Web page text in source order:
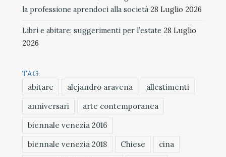
la professione aprendoci alla società 28 Luglio 2026
Libri e abitare: suggerimenti per l’estate 28 Luglio
2026
TAG
abitare
alejandro aravena
allestimenti
anniversari
arte contemporanea
biennale venezia 2016
biennale venezia 2018
Chiese
cina